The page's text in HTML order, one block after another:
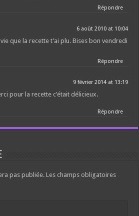
Répondre
6 août 2010 at 10:04
que la recette t’ai plu. Bises bon vendredi
Répondre
9 février 2014 at 13:19
pour la recette c’était délicieux.
Répondre
pas publiée. Les champs obligatoires